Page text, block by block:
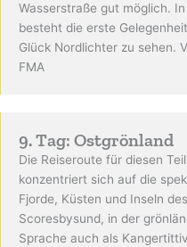
Wasserstraße gut möglich.
besteht die erste
Glück Nordlichter zu sehen.
FMA
9. Tag: Ostgrönland
Die Reiseroute für diesen
konzentriert sich auf die
Fjorde, Küsten und Inseln des
Scoresbysund, in der
Sprache auch als